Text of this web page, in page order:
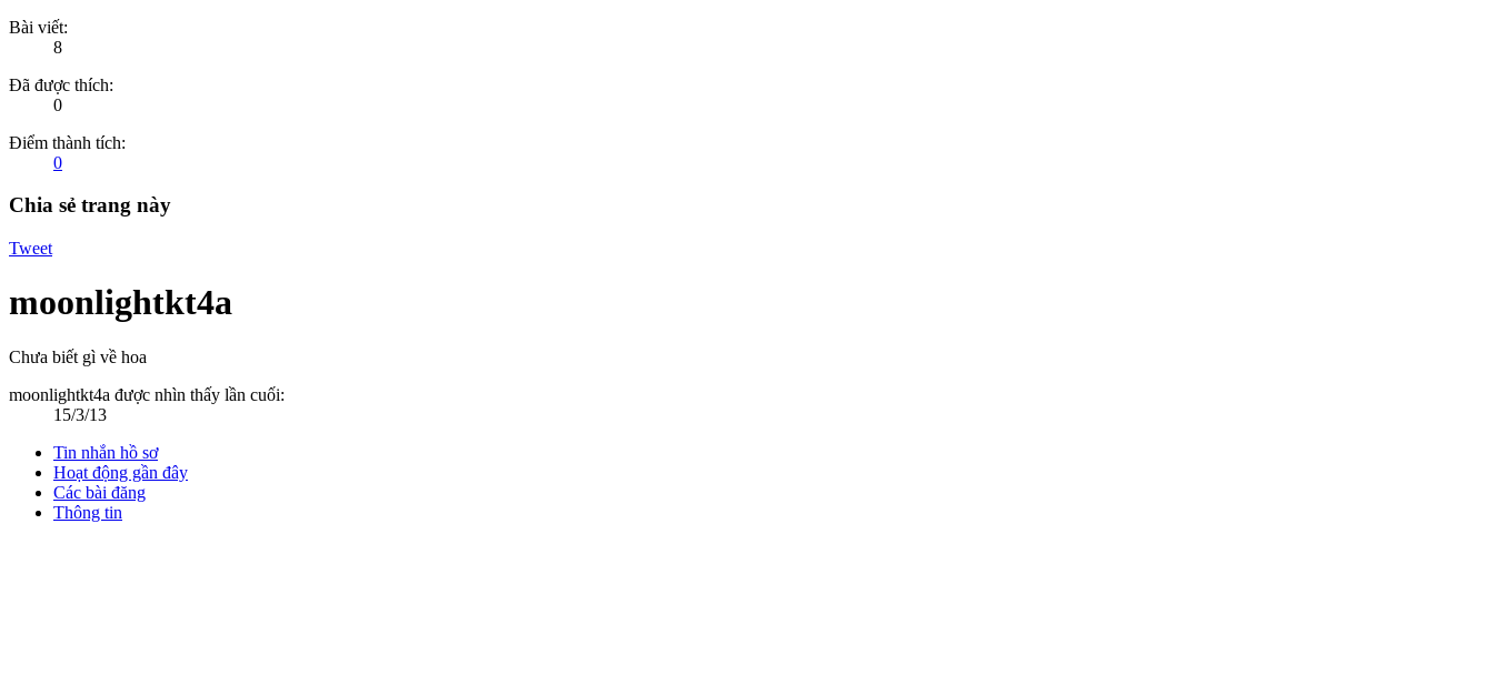
Bài viết:
8
Đã được thích:
0
Điểm thành tích:
0
Chia sẻ trang này
Tweet
moonlightkt4a
Chưa biết gì về hoa
moonlightkt4a được nhìn thấy lần cuối:
15/3/13
Tin nhắn hồ sơ
Hoạt động gần đây
Các bài đăng
Thông tin